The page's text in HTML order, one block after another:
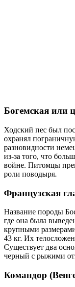
Богемская или
Ходский пес был
охранял
разновидности
из-за того, что
войне. Питомцы
роли поводыря.
Французская
Название породы
где она была
крупными
43 кг. Их
Существует два
черный с рыжими
Командор